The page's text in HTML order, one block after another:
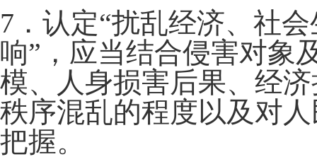
7．认定“扰乱经济、社
响”，应当结合侵害对象
模、人身损害后果、经
秩序混乱的程度以及对
把握。